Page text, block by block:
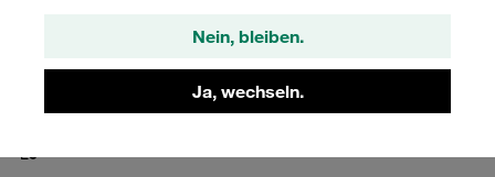
Nein, bleiben.
Ja, wechseln.
216/16-PP-H-GD-AS-M8x45-W3
STAUFF Materialnr. 1110028981